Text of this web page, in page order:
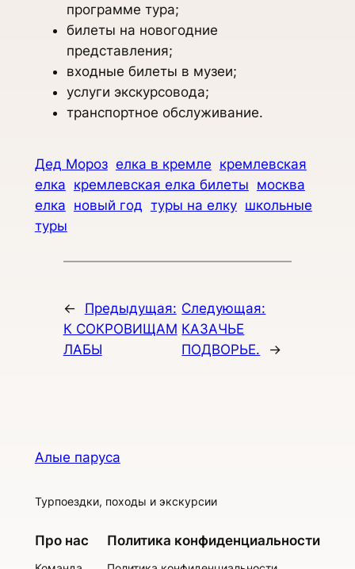
программе тура;
билеты на новогодние
представления;
входные билеты в музеи;
услуги экскурсовода;
транспортное обслуживание.
Дед Мороз елка в кремле кремлевская
елка кремлевская елка билеты москва
елка новый год туры на елку школьные
туры
←
Предыдущая:
К СОКРОВИЩАМ
ЛАБЫ
Следующая:
КАЗАЧЬЕ
ПОДВОРЬЕ.
→
Алые паруса
Турпоездки, походы и экскурсии
Про нас Политика конфиденциальности